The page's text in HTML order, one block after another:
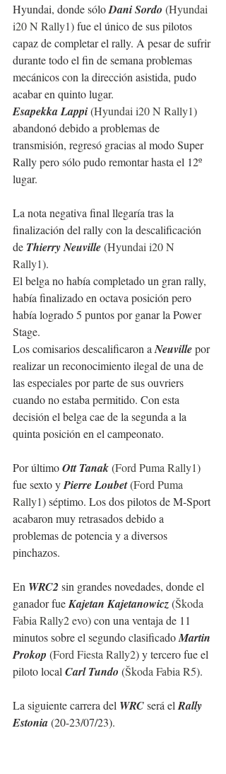
Hyundai, donde sólo Dani Sordo (Hyundai
i20 N Rally1) fue el único de sus pilotos
capaz de completar el rally. A pesar de sufrir
durante todo el fin de semana problemas
mecánicos con la dirección asistida, pudo
acabar en quinto lugar.
Esapekka Lappi (Hyundai i20 N Rally1)
abandonó debido a problemas de
transmisión, regresó gracias al modo Super
Rally pero sólo pudo remontar hasta el 12º
lugar.
La nota negativa final llegaría tras la
finalización del rally con la descalificación
de Thierry Neuville (Hyundai i20 N
Rally1).
El belga no había completado un gran rally,
había finalizado en octava posición pero
había logrado 5 puntos por ganar la Power
Stage.
Los comisarios descalificaron a Neuville por
realizar un reconocimiento ilegal de una de
las especiales por parte de sus ouvriers
cuando no estaba permitido. Con esta
decisión el belga cae de la segunda a la
quinta posición en el campeonato.
Por último Ott Tanak (Ford Puma Rally1)
fue sexto y Pierre Loubet (Ford Puma
Rally1) séptimo. Los dos pilotos de M-Sport
acabaron muy retrasados debido a
problemas de potencia y a diversos
pinchazos.
En WRC2 sin grandes novedades, donde el
ganador fue Kajetan Kajetanowicz (Škoda
Fabia Rally2 evo) con una ventaja de 11
minutos sobre el segundo clasificado Martin
Prokop (Ford Fiesta Rally2) y tercero fue el
piloto local Carl Tundo (Škoda Fabia R5).
La siguiente carrera del WRC será el Rally
Estonia (20-23/07/23).